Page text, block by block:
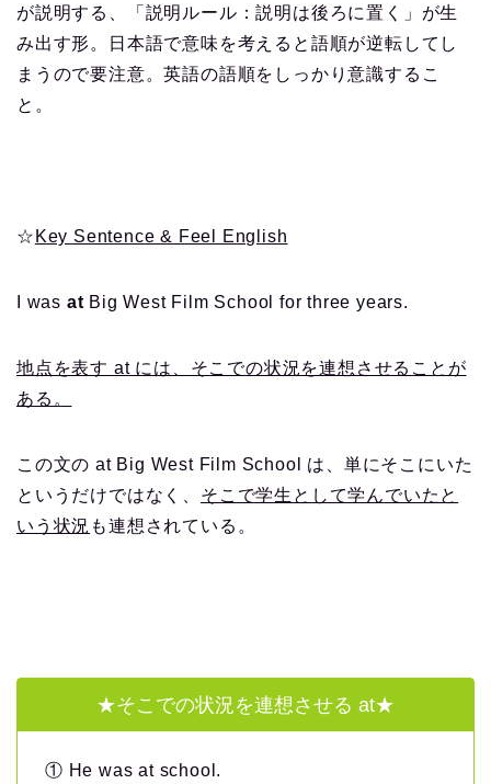
が説明する、「説明ルール：説明は後ろに置く」が生
み出す形。日本語で意味を考えると語順が逆転してし
まうので要注意。英語の語順をしっかり意識するこ
と。
☆ Key Sentence & Feel English
I was at Big West Film School for three years.
地点を表す at には、そこでの状況を連想させることが
ある。
この文の at Big West Film School は、単にそこにいた
というだけではなく、 そこで学生として学んでいたと
いう状況 も連想されている。
★そこでの状況を連想させる at★
① He was at school.